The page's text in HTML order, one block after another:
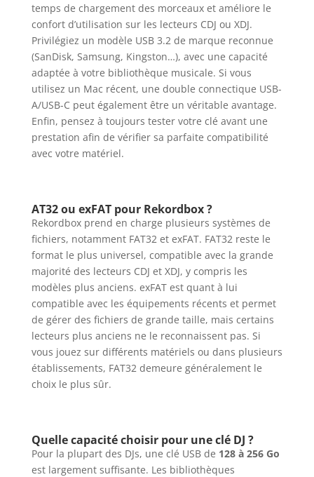
temps de chargement des morceaux et améliore le
confort d’utilisation sur les lecteurs CDJ ou XDJ.
Privilégiez un modèle USB 3.2 de marque reconnue
(SanDisk, Samsung, Kingston…), avec une capacité
adaptée à votre bibliothèque musicale. Si vous
utilisez un Mac récent, une double connectique USB-
A/USB-C peut également être un véritable avantage.
Enfin, pensez à toujours tester votre clé avant une
prestation afin de vérifier sa parfaite compatibilité
avec votre matériel.
AT32 ou exFAT pour Rekordbox ?
Rekordbox prend en charge plusieurs systèmes de
fichiers, notamment FAT32 et exFAT. FAT32 reste le
format le plus universel, compatible avec la grande
majorité des lecteurs CDJ et XDJ, y compris les
modèles plus anciens. exFAT est quant à lui
compatible avec les équipements récents et permet
de gérer des fichiers de grande taille, mais certains
lecteurs plus anciens ne le reconnaissent pas. Si
vous jouez sur différents matériels ou dans plusieurs
établissements, FAT32 demeure généralement le
choix le plus sûr.
Quelle capacité choisir pour une clé DJ ?
Pour la plupart des DJs, une clé USB de 128 à 256 Go
est largement suffisante. Les bibliothèques